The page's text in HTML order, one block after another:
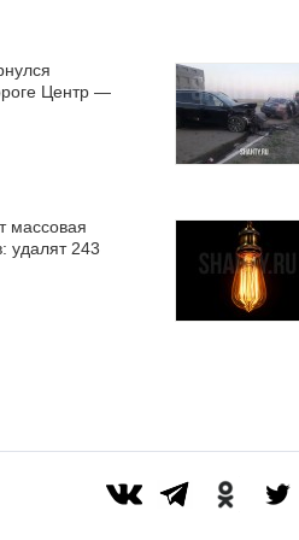
Центр —
массовая
удалят 243